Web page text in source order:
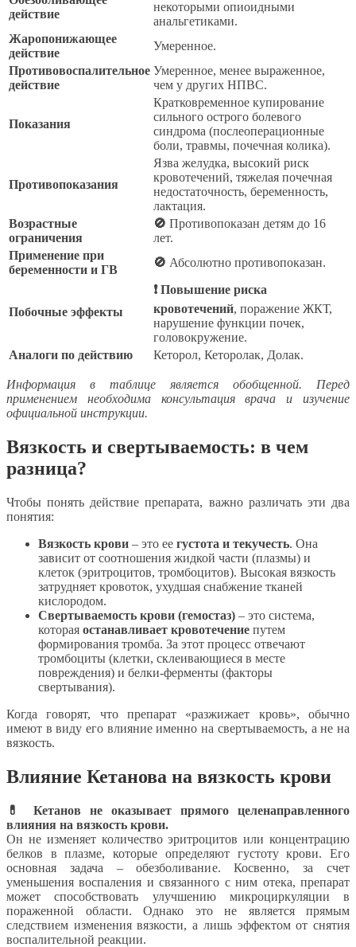
действие
некоторыми опиоидными
анальгетиками.
Жаропонижающее
действие
Умеренное.
Противовоспалительное
действие
Умеренное, менее выраженное,
чем у других НПВС.
Показания
Кратковременное купирование
сильного острого болевого
синдрома (послеоперационные
боли, травмы, почечная колика).
Противопоказания
Язва желудка, высокий риск
кровотечений, тяжелая почечная
недостаточность, беременность,
лактация.
Возрастные
ограничения
🚫 Противопоказан детям до 16
лет.
Применение при
беременности и ГВ
🚫 Абсолютно противопоказан.
Побочные эффекты
❗ Повышение риска
кровотечений, поражение ЖКТ,
нарушение функции почек,
головокружение.
Аналоги по действию
Кеторол, Кеторолак, Долак.
Информация в таблице является обобщенной. Перед
применением необходима консультация врача и изучение
официальной инструкции.
Вязкость и свертываемость: в чем
разница?
Чтобы понять действие препарата, важно различать эти два
понятия:
Вязкость крови – это ее густота и текучесть. Она
зависит от соотношения жидкой части (плазмы) и
клеток (эритроцитов, тромбоцитов). Высокая вязкость
затрудняет кровоток, ухудшая снабжение тканей
кислородом.
Свертываемость крови (гемостаз) – это система,
которая останавливает кровотечение путем
формирования тромба. За этот процесс отвечают
тромбоциты (клетки, склеивающиеся в месте
повреждения) и белки-ферменты (факторы
свертывания).
Когда говорят, что препарат «разжижает кровь», обычно
имеют в виду его влияние именно на свертываемость, а не на
вязкость.
Влияние Кетанова на вязкость крови
💊 Кетанов не оказывает прямого целенаправленного
влияния на вязкость крови.
Он не изменяет количество эритроцитов или концентрацию
белков в плазме, которые определяют густоту крови. Его
основная задача – обезболивание. Косвенно, за счет
уменьшения воспаления и связанного с ним отека, препарат
может способствовать улучшению микроциркуляции в
пораженной области. Однако это не является прямым
следствием изменения вязкости, а лишь эффектом от снятия
воспалительной реакции.